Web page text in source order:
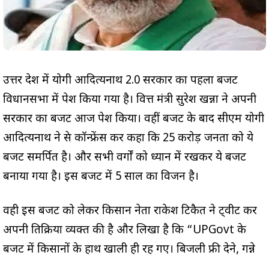
उत्तर प्रदेश में योगी आदित्यनाथ 2.0 सरकार का पहला बजट
विधानसभा में पेश किया गया है। वित्त मंत्री सुरेश खन्ना ने अपनी
सरकार का बजट आज पेश किया। वहीं बजट के बाद सीएम योगी
आदित्यनाथ ने प्रेस कॉन्फ्रेंस कर कहा कि 25 करोड़ जनता को ये
बजट समर्पित है। और सभी वर्गों को ध्यान में रखकर ये बजट
बनाया गया है। इस बजट में 5 साल का विजन है।
वही इस बजट को लेकर किसान नेता राकेश टिकैत ने ट्वीट कर
अपनी प्रतिक्रिया व्यक्त की है और लिखा है कि “UPGovt के
बजट में किसानों के हाथ खाली ही रह गए। बिजली फ्री देने, गन्ने